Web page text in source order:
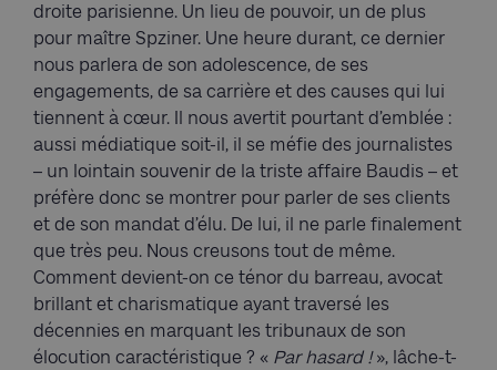
droite parisienne. Un lieu de pouvoir, un de plus
pour maître Spziner. Une heure durant, ce dernier
nous parlera de son adolescence, de ses
engagements, de sa carrière et des causes qui lui
tiennent à cœur. Il nous avertit pourtant d’emblée :
aussi médiatique soit-il, il se méfie des journalistes
– un lointain souvenir de la triste affaire Baudis – et
préfère donc se montrer pour parler de ses clients
et de son mandat d’élu. De lui, il ne parle finalement
que très peu. Nous creusons tout de même.
Comment devient-on ce ténor du barreau, avocat
brillant et charismatique ayant traversé les
décennies en marquant les tribunaux de son
élocution caractéristique ? « Par hasard !», lâche-t-